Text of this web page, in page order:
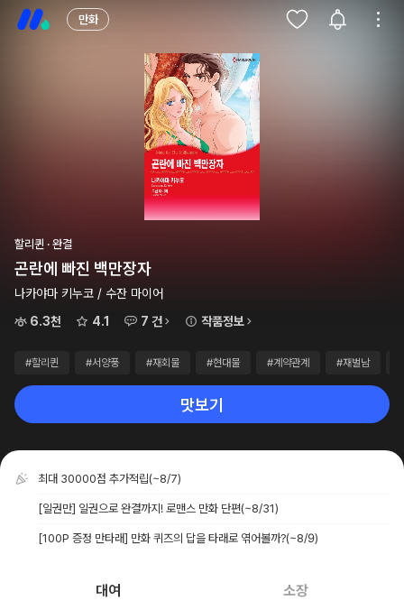
만화
할리퀸 · 완결
곤란에 빠진 백만장자
나카야마 키누코 / 수잔 마이어
6.3천
4.1 7 건 작품정보
#할리퀸 #서양풍 #재회물 #현대물 #계약관계 #재벌남
맛보기
최대 30000점 추가적립(~8/7)
[일권만] 일권으로 완결까지! 로맨스 만화 단편(~8/31)
[100P 증정 만타래] 만화 퀴즈의 답을 타래로 엮어볼까?(~8/9)
대여 소장